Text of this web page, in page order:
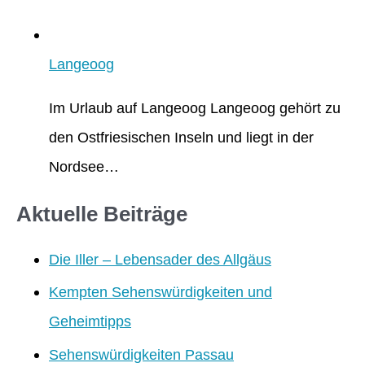
Langeoog
Im Urlaub auf Langeoog Langeoog gehört zu
den Ostfriesischen Inseln und liegt in der
Nordsee…
Aktuelle Beiträge
Die Iller – Lebensader des Allgäus
Kempten Sehenswürdigkeiten und
Geheimtipps
Sehenswürdigkeiten Passau